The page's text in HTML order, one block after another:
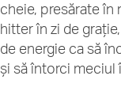
cheie, presărate
hitter în zi de
de energie ca să
și să întorci meciul